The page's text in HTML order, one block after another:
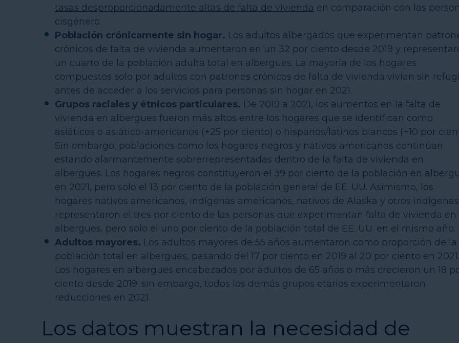
tasas desproporcionadamente altas de falta de vivienda en comparación con las
cisgénero.
Población crónicamente sin hogar. Los adultos albergados que experimentan
crónicos de falta de vivienda aumentaron en un 32 por ciento desde 2019 y
un cuarto de la población adulta total en albergues. La mayoría de los hogares
compuestos solo por adultos con patrones crónicos de falta de vivienda vivían sin
antes de acceder a los servicios para personas sin hogar en 2021.
Grupos raciales y étnicos particulares. De 2019 a 2021, los aumentos en la falta de
vivienda en albergues fueron más altos entre los hogares que se identifican como
asiáticos o asiático-americanos (+25 por ciento) o hispanos/latinos blancos (+10 por
Sin embargo, poblaciones como los hogares negros y nativos americanos continúan
estando alarmantemente sobrerrepresentadas dentro de la falta de vivienda en
albergues. Los hogares negros constituyeron el 39 por ciento de la población en
en 2021, pero solo el 13 por ciento de la población general de EE. UU. Asimismo, los
hogares nativos americanos, indígenas americanos, nativos de Alaska y otros indígenas
representaron el tres por ciento de las personas que experimentan falta de vivienda en
albergues, pero solo el uno por ciento de la población total de EE. UU. en el mismo año.
Adultos mayores. Los adultos mayores de 55 años aumentaron como proporción de la
población total en albergues, pasando del 17 por ciento en 2019 al 20 por ciento en 2021.
Los hogares en albergues encabezados por adultos de 65 años o más crecieron un 18
ciento desde 2019; sin embargo, todos los demás grupos etarios experimentaron
reducciones en 2021.
Los datos muestran la necesidad de